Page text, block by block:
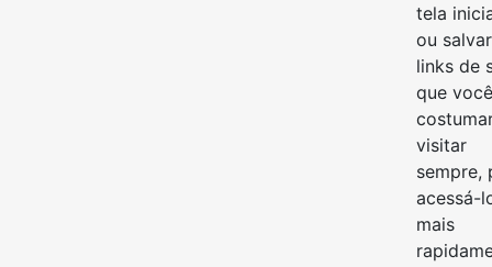
tela
ou salvar
links de
que você
visitar
sempre,
acessá-
mais